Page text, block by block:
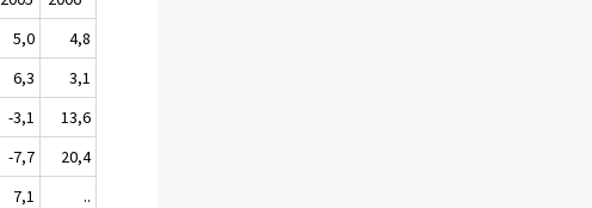
5,0
4,8
6,3
3,1
-3,1
13,6
-7,7
20,4
7,1
..